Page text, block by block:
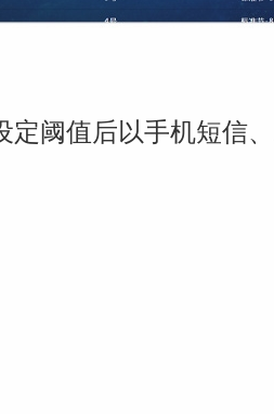
定阈值后以手机短信、